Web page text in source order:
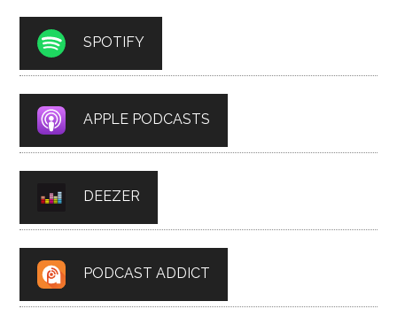
SPOTIFY
APPLE PODCASTS
DEEZER
PODCAST ADDICT